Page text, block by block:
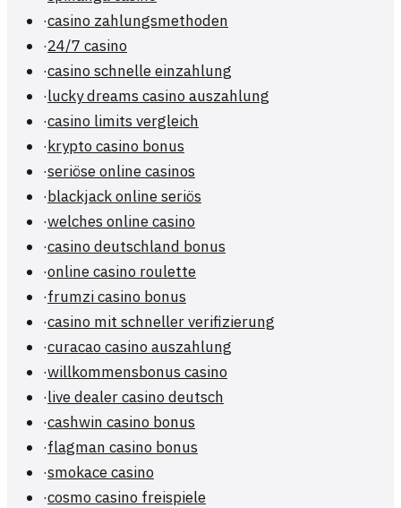
·casino zahlungsmethoden
·24/7 casino
·casino schnelle einzahlung
·lucky dreams casino auszahlung
·casino limits vergleich
·krypto casino bonus
·seriöse online casinos
·blackjack online seriös
·welches online casino
·casino deutschland bonus
·online casino roulette
·frumzi casino bonus
·casino mit schneller verifizierung
·curacao casino auszahlung
·willkommensbonus casino
·live dealer casino deutsch
·cashwin casino bonus
·flagman casino bonus
·smokace casino
·cosmo casino freispiele